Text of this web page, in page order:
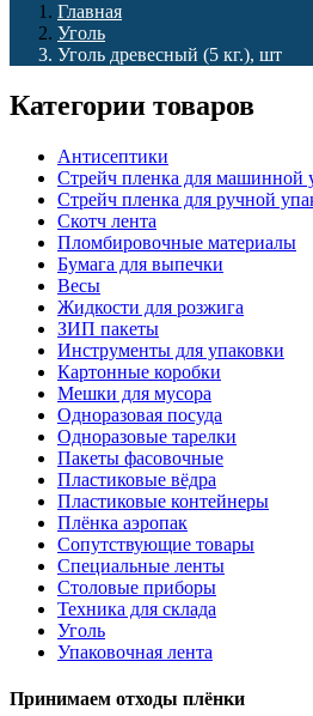
Главная
Уголь
Уголь древесный (5 кг.), шт
Категории товаров
Антисептики
Стрейч пленка для машинной
Стрейч пленка для ручной
Скотч лента
Пломбировочные материалы
Бумага для выпечки
Весы
Жидкости для розжига
ЗИП пакеты
Инструменты для упаковки
Картонные коробки
Мешки для мусора
Одноразовая посуда
Одноразовые тарелки
Пакеты фасовочные
Пластиковые вёдра
Пластиковые контейнеры
Плёнка аэропак
Сопутствующие товары
Специальные ленты
Столовые приборы
Техника для склада
Уголь
Упаковочная лента
Принимаем отходы плёнки